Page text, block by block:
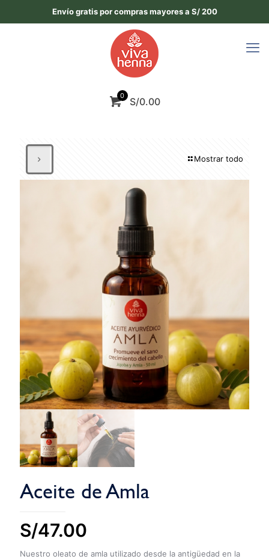
Envío gratis por compras mayores a S/ 200
0 S/0.00
Mostrar todo
Aceite de Amla
S/47.00
Nuestro oleato de amla utilizado desde la antigüedad en la